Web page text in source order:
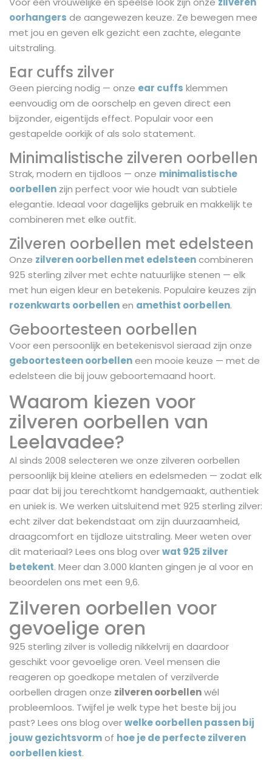
oorhangers de aangewezen keuze. Ze bewegen mee
met jou en geven elk gezicht een zachte, elegante
uitstraling.
Ear cuffs zilver
Geen piercing nodig — onze ear cuffs klemmen
eenvoudig om de oorschelp en geven direct een
bijzonder, eigentijds effect. Populair voor een
gestapelde oorkijk of als solo statement.
Minimalistische zilveren oorbellen
Strak, modern en tijdloos — onze minimalistische
oorbellen zijn perfect voor wie houdt van subtiele
elegantie. Ideaal voor dagelijks gebruik en makkelijk te
combineren met elke outfit.
Zilveren oorbellen met edelsteen
Onze zilveren oorbellen met edelsteencombineren
925 sterling zilver met echte natuurlijke stenen — elk
met hun eigen kleur en betekenis. Populaire keuzes zijn
rozenkwarts oorbellenen amethist oorbellen.
Geboortesteen oorbellen
Voor een persoonlijk en betekenisvol sieraad zijn onze
geboortesteen oorbelleneen mooie keuze — met de
edelsteen die bij jouw geboortemaand hoort.
Waarom kiezen voor
zilveren oorbellen van
Leelavadee?
Al sinds 2008 selecteren we onze zilveren oorbellen
persoonlijk bij kleine ateliers en edelsmeden — zodat elk
paar dat bij jou terechtkomt handgemaakt, authentiek
en uniek is. We werken uitsluitend met 925 sterling zilver:
echt zilver dat bekendstaat om zijn duurzaamheid,
draagcomfort en tijdloze uitstraling. Meer weten over
dit materiaal? Lees ons blog overwat 925 zilver
betekent. Meer dan 3.000 klanten gingen je al voor en
beoordelen ons met een 9,6.
Zilveren oorbellen voor
gevoelige oren
925 sterling zilver is volledig nikkelvrij en daardoor
geschikt voor gevoelige oren. Veel mensen die
reageren op goedkope metalen of verzilverde
oorbellen dragen onze zilveren oorbellenwél
probleemloos. Twijfel je welk type het beste bij jou
past? Lees ons blog overwelke oorbellen passen bij
jouw gezichtsvormof hoe je de perfecte zilveren
oorbellen kiest.